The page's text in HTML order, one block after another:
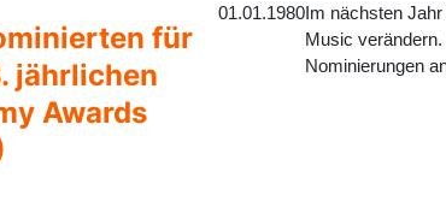
für
jährlichen
Awards
01.01.1980Im nächsten
Music
Nominierungen